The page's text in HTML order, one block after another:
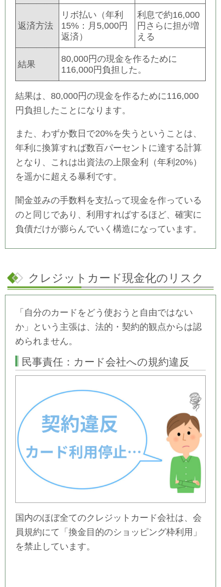
返済方法
リボ払い（年利
15%：月5,000円
返済）
利息で約16,000
円さらに担が増
える
結果
80,000円の現金を作るために
116,000円負担した。
結果は、80,000円の現金を作るために116,000
円負担したことになります。
また、わずか数日で20%を失うということは、
年利に換算すれば数百パーセントに達する計算
となり、これは出資法の上限金利（年利20%）
を遥かに超える暴利です。
闇金並みの手数料を支払って現金を作っている
のと同じであり、利用すればするほど、確実に
負債だけが膨らんでいく構造になっています。
クレジットカード現金化のリスク
「自分のカードをどう使おうと自由ではない
か」という主張は、法的・契約的観点からは認
められません。
民事責任：カード会社への規約違反
国内のほぼ全てのクレジットカード会社は、会
員規約にて「換金目的のショッピング枠利用」
を禁止しています。